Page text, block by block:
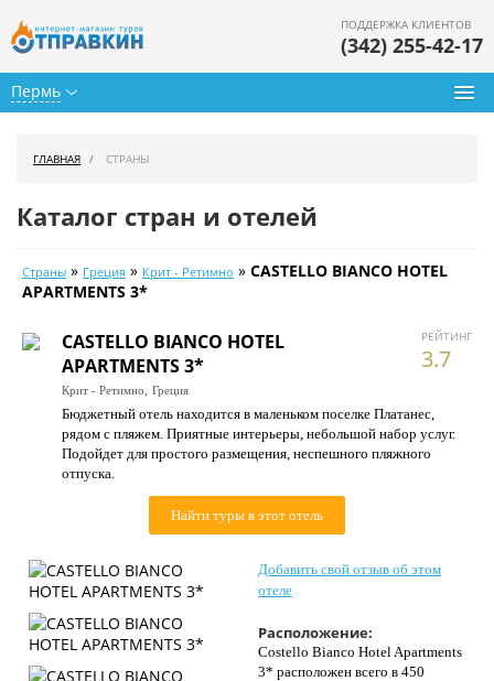
Пермь
ПОДДЕРЖКА КЛИЕНТОВ
(342) 255-42-17
Календарь туров
Цены дня
Страны
Как купить
О нас
ГЛАВНАЯ СТРАНЫ
Каталог стран и отелей
Страны » Греция » Крит - Ретимно » CASTELLO BIANCO HOTEL
APARTMENTS 3*
РЕЙТИНГ
3.7
CASTELLO BIANCO HOTEL
APARTMENTS 3*
Крит - Ретимно, Греция
Бюджетный отель находится в маленьком поселке Платанес,
рядом с пляжем. Приятные интерьеры, небольшой набор услуг.
Подойдет для простого размещения, неспешного пляжного
отпуска.
Найти туры в этот отель
Добавить свой отзыв об этом
отеле
Расположение:
Costello Bianco Hotel Apartments
3* расположен всего в 450